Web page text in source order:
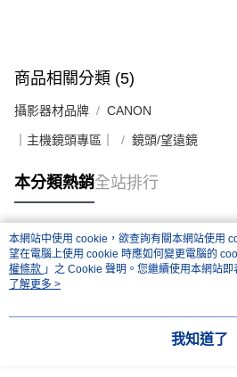
商品相關分類 (5)
攝影器材品牌 CANON
｜主機鏡頭專區｜ 鏡頭/望遠鏡
本分類熱銷全站排行
熱門標籤
本網站中使用 cookie，欲查詢有關本網站使用
望在電腦上使用 cookie 時應如何變更電腦的
權條款 」之 Cookie 聲明。您繼續使用本網站
用條款之 Cookie 聲明使用 cookie。
了解更多 >
我知道了